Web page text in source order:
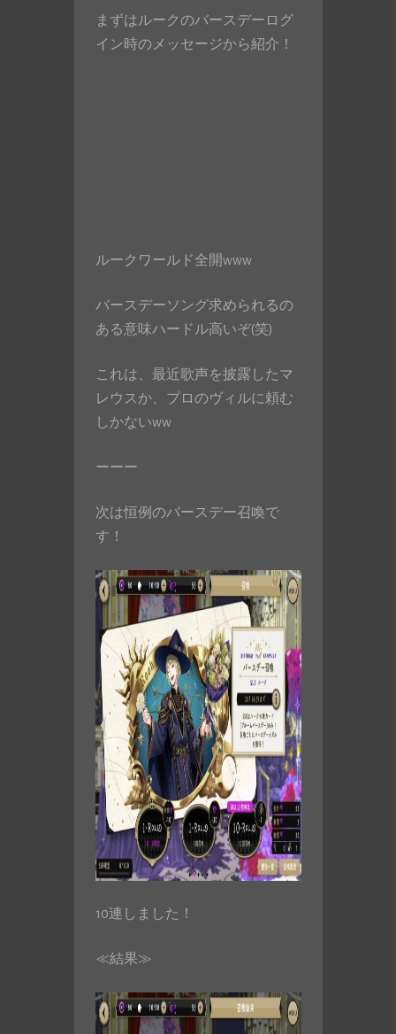
まずはルークのバースデーログ
イン時のメッセージから紹介！
ルークワールド全開www
バースデーソング求められるの
ある意味ハードル高いぞ(笑)
これは、最近歌声を披露したマ
レウスか、プロのヴィルに頼む
しかないww
ーーー
次は恒例のバースデー召喚で
す！
10連しました！
≪結果≫